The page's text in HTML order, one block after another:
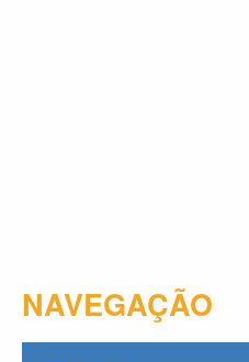
NAVEGAÇÃO